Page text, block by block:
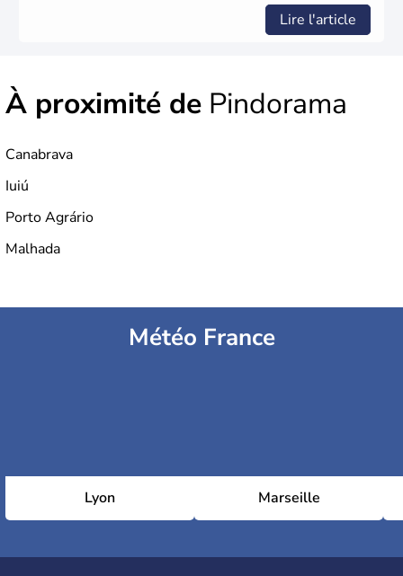
Lire l'article
À proximité de Pindorama
Canabrava
Iuiú
Porto Agrário
Malhada
Météo France
Lyon Marseille